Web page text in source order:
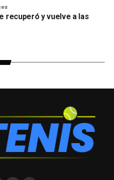
recuperó y vuelve a las